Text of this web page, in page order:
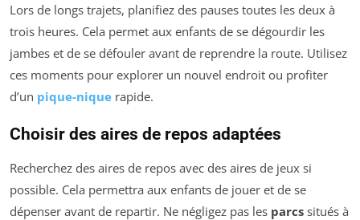
Lors de longs trajets, planifiez des pauses toutes les deux à
trois heures. Cela permet aux enfants de se dégourdir les
jambes et de se défouler avant de reprendre la route. Utilisez
ces moments pour explorer un nouvel endroit ou profiter
d’un pique-nique rapide.
Choisir des aires de repos adaptées
Recherchez des aires de repos avec des aires de jeux si
possible. Cela permettra aux enfants de jouer et de se
dépenser avant de repartir. Ne négligez pas les parcs situés à